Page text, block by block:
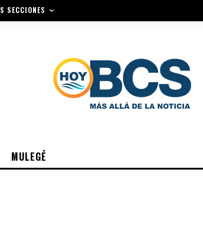
SECCIONES
MULEGÉ